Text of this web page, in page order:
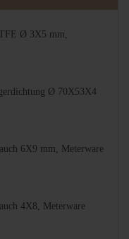
Ø 3X5 mm,
Ø 70X53X4
6X9 mm, Meterware
4X8, Meterware